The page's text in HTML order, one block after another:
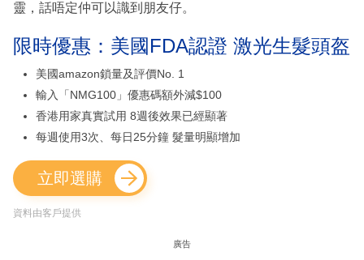
靈，話唔定仲可以識到朋友仔。
限時優惠：美國FDA認證 激光生髮頭盔
美國amazon鎖量及評價No. 1
輸入「NMG100」優惠碼額外減$100
香港用家真實試用 8週後效果已經顯著
每週使用3次、每日25分鐘 髮量明顯增加
立即選購
資料由客戶提供
廣告